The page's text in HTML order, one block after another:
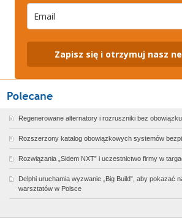
Zapisz się i otrzymuj nasz
Regenerowane alternatory i rozruszniki bez
Rozszerzony katalog obowiązkowych systemów
Rozwiązania „Sidem NXT” i uczestnictwo firmy w
Delphi uruchamia wyzwanie „Big Build”, aby pokazać
warsztatów w Polsce